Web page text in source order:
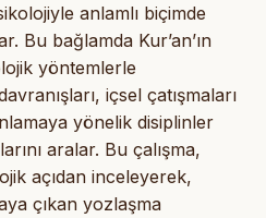
anlamlı biçimde
Bu bağlamda Kur’an’ın
yöntemlerle
içsel çatışmaları
yönelik disiplinler
aralar. Bu çalışma,
açıdan inceleyerek,
çıkan yozlaşma